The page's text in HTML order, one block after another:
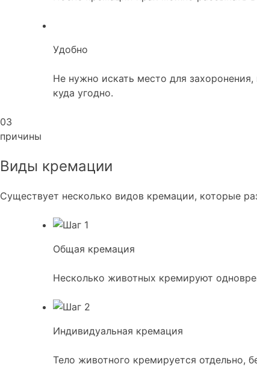
Удобно
Не нужно искать место для
куда угодно.
03
причины
Виды кремации
Существует несколько видов кремации, которые
Общая кремация
Несколько животных кремируют
Индивидуальная кремация
Тело животного кремируется отдельно,